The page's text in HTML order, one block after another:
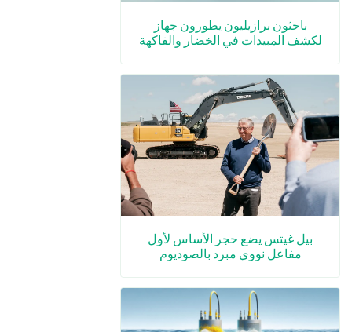
باحثون برازيليون يطورون جهاز
لكشف المبيدات في الخضار والفاكهة
بيل غيتس يضع حجر الأساس لأول
مفاعل نووي مبرد بالصوديوم